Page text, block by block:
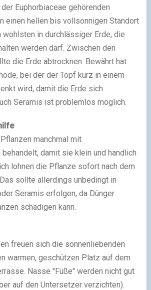
Euphorbiaceae gehörenden
einen hellen bis vollsonnigen Standort
wohlsten in durchlässiger Erde, die
werden darf. Zwischen den
die Erde abtrocknen. Bewährt hat
bei der der Topf kurz in einem
wird, damit die Erde sich
Seramis ist problemlos möglich.
manchmal mit
damit sie klein und handlich
lohnen die Pflanze sofort nach dem
sollte allerdings unbedingt in
Seramis erfolgen, da Dünger
schädigen kann.
freuen sich die sonnenliebenden
warmen, geschützen Platz auf dem
Nasse "Füße" werden nicht gut
auf den Untersetzer verzichten).